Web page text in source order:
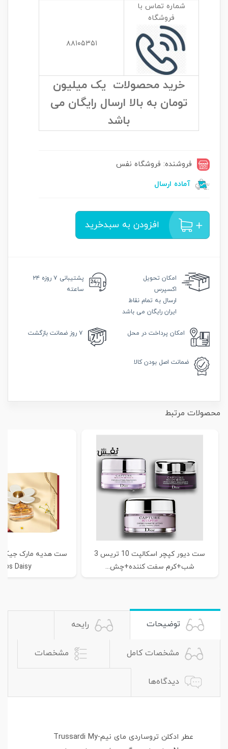
شماره تماس با
فروشگاه
۸۸۱۰۵۳۵۱
خرید محصولات یک میلیون
تومان به بالا ارسال رایگان می
باشد
فروشنده: فروشگاه نفس
آماده ارسال
افزودن به سبدخرید
امکان تحویل
اکسپرس
ارسال به تمام نقاط
ایران رایگان می باشد
پشتیبانی
۷ روزه ۲۴
ساعته
امکان پرداخت در محل ۷ روز ضمانت بازگشت
ضمانت اصل بودن کالا
محصولات مرتبط
ست دیور کپچر اسکالپت 10 تریس 3
شب+کرم سفت کننده+چش...
Daisy...
توضیحات رایحه
مشخصات کامل مشخصات
دیدگاه‌ها
عطر ادکلن تروساردی مای نیم-Trussardi My